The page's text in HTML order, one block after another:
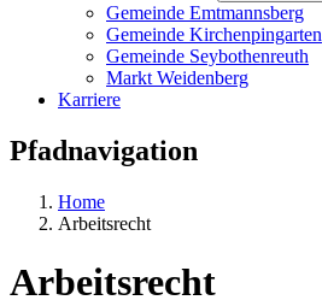
Gemeinde Emtmannsberg
Gemeinde Kirchenpingarten
Gemeinde Seybothenreuth
Markt Weidenberg
Karriere
Pfadnavigation
Home
Arbeitsrecht
Arbeitsrecht